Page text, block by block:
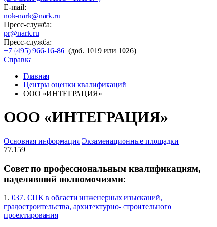
E-mail:
nok-nark@nark.ru
Пресс-служба:
pr@nark.ru
Пресс-служба:
+7 (495) 966-16-86 (доб. 1019 или 1026)
Справка
Главная
Центры оценки квалификаций
ООО «ИНТЕГРАЦИЯ»
ООО «ИНТЕГРАЦИЯ»
Основная информация Экзаменационные площадки
77.159
Совет по профессиональным квалификациям,
наделивший полномочиями:
1. 037. СПК в области инженерных изысканий,
градостроительства, архитектурно- строительного
проектирования